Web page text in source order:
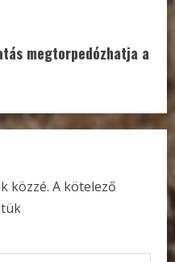
megtorpedózhatja a
közzé. A kötelező